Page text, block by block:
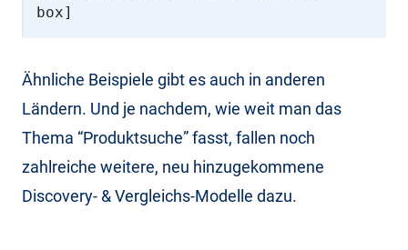
box]
Ähnliche Beispiele gibt es auch in anderen
Ländern. Und je nachdem, wie weit man das
Thema “Produktsuche” fasst, fallen noch
zahlreiche weitere, neu hinzugekommene
Discovery- & Vergleichs-Modelle dazu.